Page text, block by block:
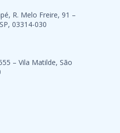
R. Melo Freire, 91 –
03314-030
– Vila Matilde, São